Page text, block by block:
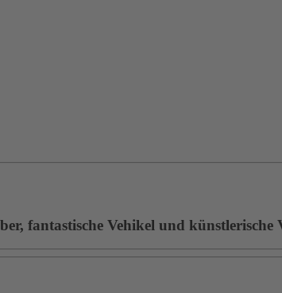
fantastische Vehikel und künstlerische